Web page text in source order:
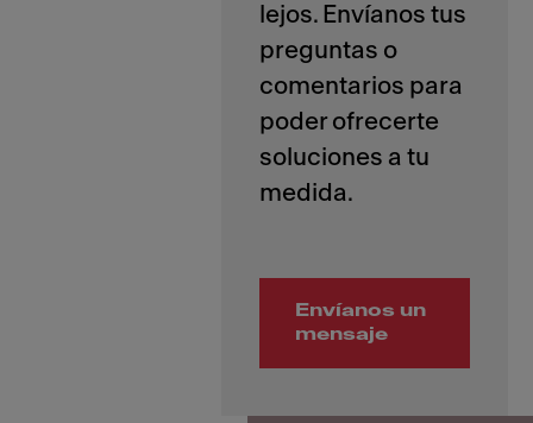
lejos. Envíanos tus
preguntas o
comentarios para
poder ofrecerte
soluciones a tu
Envíanos un
mensaje